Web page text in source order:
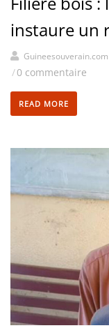
instaure un
Guineesouverain.com
/0 commentaire
READ MORE